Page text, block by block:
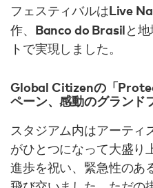
フェスティバルはLive
作、 Banco do Brasilと
トで実現しました。
Global Citizenの「
ペーン、感動のグランド
スタジアム内はアーティ
がひとつになって大盛り
進歩を祝い、緊急性のあ